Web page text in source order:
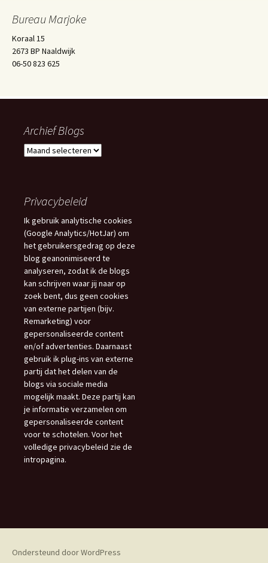
Bureau Marjoke
Koraal 15
2673 BP Naaldwijk
06-50 823 625
Archief Blogs
Archief
Privacybeleid
Ik gebruik analytische cookies
(Google Analytics/HotJar) om
het gebruikersgedrag op deze
blog geanonimiseerd te
analyseren, zodat ik de blogs
kan schrijven waar jij naar op
zoek bent, dus geen cookies
van externe partijen (bijv.
Remarketing) voor
gepersonaliseerde content
en/of advertenties. Daarnaast
gebruik ik plug-ins van externe
partij dat het delen van de
blogs via sociale media
mogelijk maakt. Deze partij kan
je informatie verzamelen om
gepersonaliseerde content
voor te schotelen. Voor het
volledige privacybeleid zie de
intropagina.
Ondersteund door WordPress